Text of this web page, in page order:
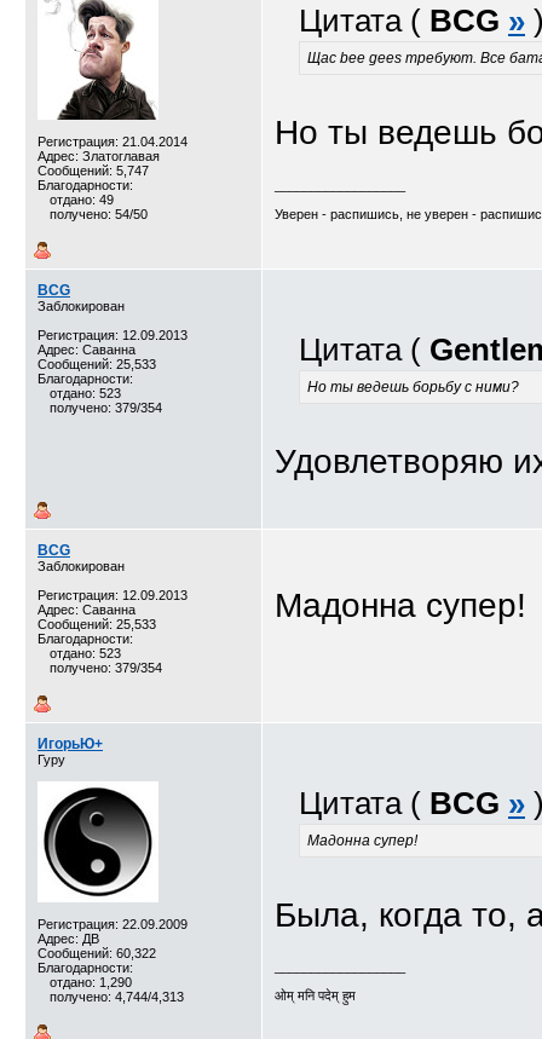
Регистрация: 21.04.2014
Адрес: Златоглавая
Сообщений: 5,747
Благодарности:
отдано: 49
получено: 54/50
Цитата ( BCG »
Щас bee gees требуют. Все
Но ты ведешь
Уверен - распишись, не уверен -
BCG
Заблокирован
Регистрация: 12.09.2013
Адрес: Саванна
Сообщений: 25,533
Благодарности:
отдано: 523
получено: 379/354
Цитата (
Но ты ведешь борьбу с ними?
Удовлетворяю
BCG
Заблокирован
Регистрация: 12.09.2013
Адрес: Саванна
Сообщений: 25,533
Благодарности:
отдано: 523
получено: 379/354
Мадонна супер!
ИгорьЮ+
Гуру
Регистрация: 22.09.2009
Адрес: ДВ
Сообщений: 60,322
Благодарности:
отдано: 1,290
получено: 4,744/4,313
Цитата ( BCG »
Мадонна супер!
Была, когда то,
ओम् मनि पदेम् हुम